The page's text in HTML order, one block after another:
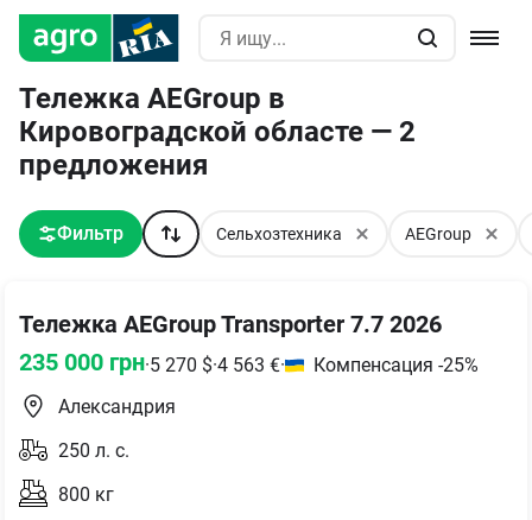
Тележка AEGroup в
Кировоградской областе — 2
предложения
Фильтр Сельхозтехника AEGroup
Тележка AEGroup Transporter 7.7 2026
235 000 грн·5 270 $·4 563 €·
Компенсация -25%
Александрия
250 л. с.
800 кг